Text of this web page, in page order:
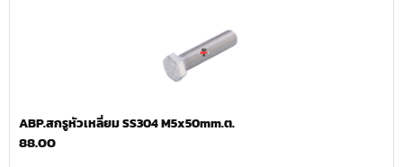
ABP.สกรูหัวเหลี่ยม SS304 M5x50mm.ต.
88.00